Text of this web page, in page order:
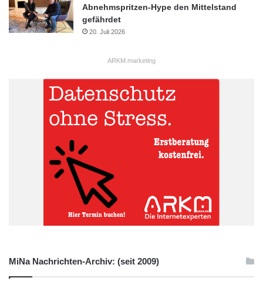
Abnehmspritzen-Hype den Mittelstand
gefährdet
20. Juli 2026
ARKM.marketing
MiNa Nachrichten-Archiv: (seit 2009)